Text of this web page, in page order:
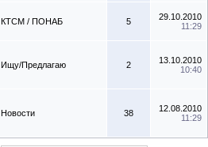
КТСМ / ПОНАБ 5
29.10.2010
11:29
Ищу/Предлагаю 2
13.10.2010
10:40
Новости 38
12.08.2010
11:29